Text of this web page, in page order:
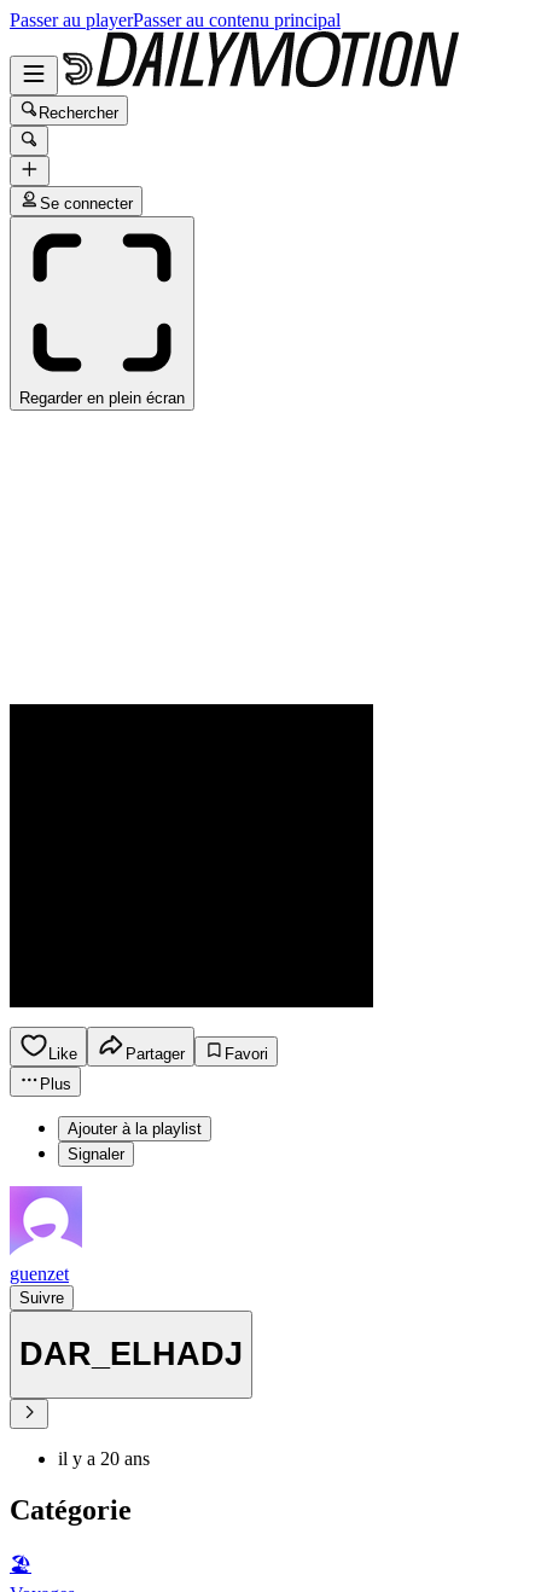
Passer au playerPasser au contenu principal
Rechercher
Se connecter
Regarder en plein écran
Like Partager
Favori
Plus
Ajouter à la playlist
Signaler
guenzet
Suivre
DAR_ELHADJ
il y a 20 ans
Catégorie
🏖